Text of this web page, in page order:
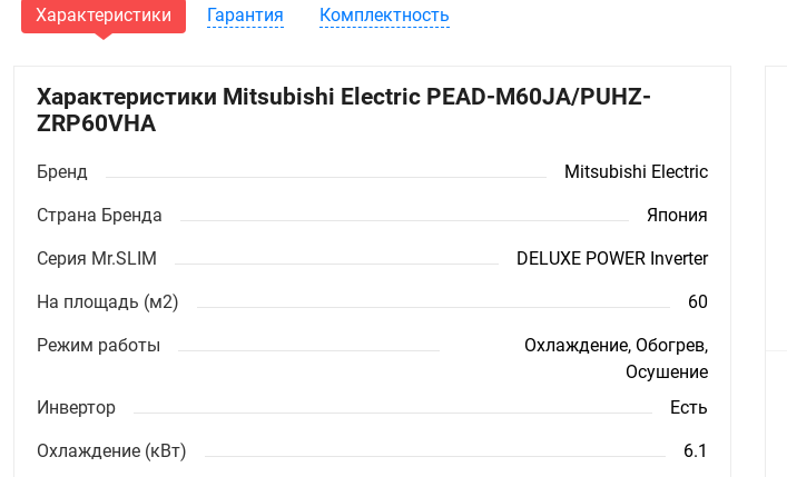
Характеристики Гарантия Комплектность
Характеристики Mitsubishi Electric PEAD-M60JA/PUHZ-
ZRP60VHA
Бренд Mitsubishi Electric
Страна Бренда Япония
Серия Mr.SLIM DELUXE POWER Inverter
На площадь (м2) 60
Режим работы
Охлаждение, Обогрев,
Осушение
Инвертор
Есть
Охлаждение (кВт) 6.1